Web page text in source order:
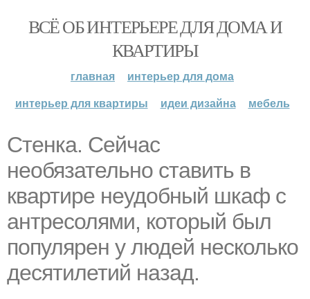
ВСЁ ОБ ИНТЕРЬЕРЕ ДЛЯ ДОМА И
КВАРТИРЫ
главная
интерьер для дома
интерьер для квартиры
идеи дизайна мебель
Стенка. Сейчас
необязательно ставить в
квартире неудобный шкаф с
антресолями, который был
популярен у людей несколько
десятилетий назад.